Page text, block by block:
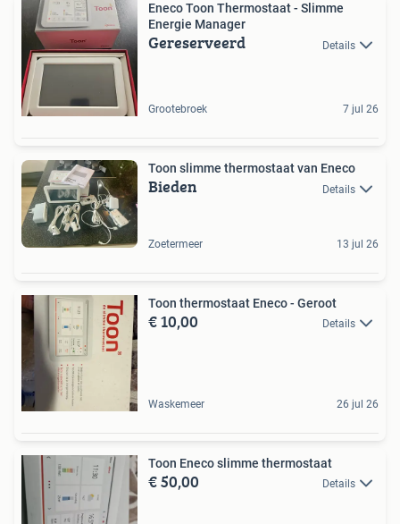
Eneco Toon Thermostaat - Slimme
Energie Manager
Gereserveerd Details
Grootebroek 7 jul 26
Toon slimme thermostaat van Eneco
Bieden Details
Zoetermeer 13 jul 26
Toon thermostaat Eneco - Geroot
€ 10,00 Details
Waskemeer 26 jul 26
Toon Eneco slimme thermostaat
€ 50,00 Details